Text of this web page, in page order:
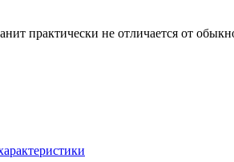
практически не отличается от